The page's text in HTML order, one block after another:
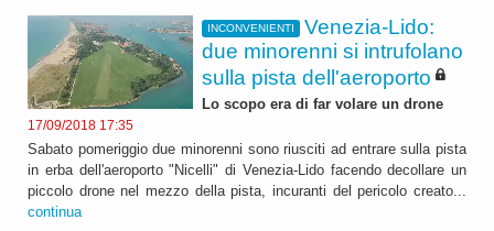
INCONVENIENTI
Venezia-Lido:
due minorenni si intrufolano
sulla pista dell'aeroporto
Lo scopo era di far volare un drone
17/09/2018 17:35
Sabato pomeriggio due minorenni sono riusciti ad entrare sulla pista
in erba dell'aeroporto "Nicelli" di Venezia-Lido facendo decollare un
piccolo drone nel mezzo della pista, incuranti del pericolo creato...
continua